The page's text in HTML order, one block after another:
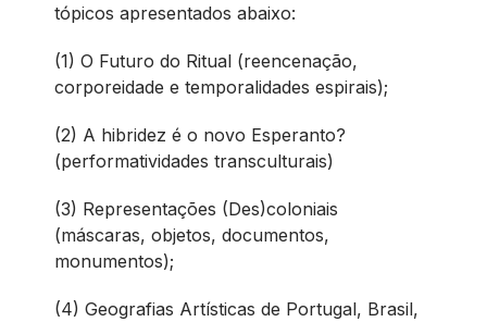
tópicos apresentados abaixo:
(1) O Futuro do Ritual (reencenação,
corporeidade e temporalidades espirais);
(2) A hibridez é o novo Esperanto?
(performatividades transculturais)
(3) Representações (Des)coloniais
(máscaras, objetos, documentos,
monumentos);
(4) Geografias Artísticas de Portugal, Brasil,